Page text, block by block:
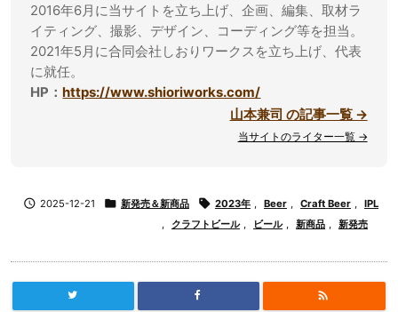
2016年6月に当サイトを立ち上げ、企画、編集、取材ラ
イティング、撮影、デザイン、コーディング等を担当。
2021年5月に合同会社しおりワークスを立ち上げ、代表
に就任。
HP：https://www.shioriworks.com/
山本兼司 の記事一覧 →
当サイトのライター一覧 →
 2025-12-21  新発売＆新商品  2023年 , Beer , Craft Beer , IPL
,
クラフトビール , ビール , 新商品 , 新発売
